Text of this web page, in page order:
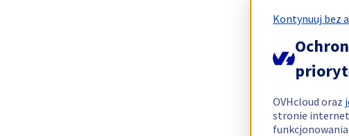
Kontynuuj bez
OVHcloud oraz
stronie